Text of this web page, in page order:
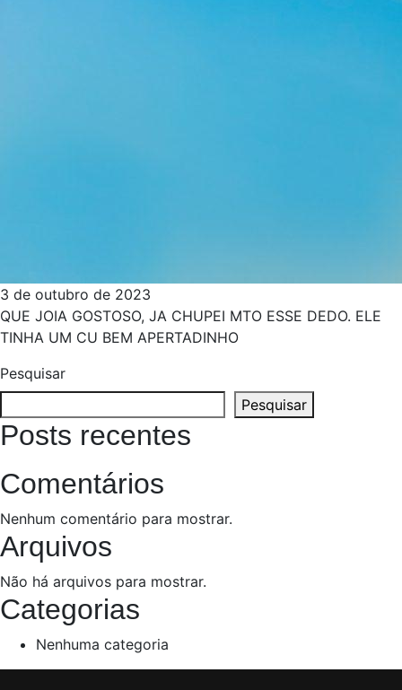
3 de outubro de 2023
QUE JOIA GOSTOSO, JA CHUPEI MTO ESSE DEDO. ELE
TINHA UM CU BEM APERTADINHO
Pesquisar
Pesquisar
Posts recentes
Comentários
Nenhum comentário para mostrar.
Arquivos
Não há arquivos para mostrar.
Categorias
Nenhuma categoria